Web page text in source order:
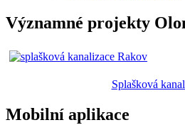
Významné projekty
Splašková
Mobilní aplikace